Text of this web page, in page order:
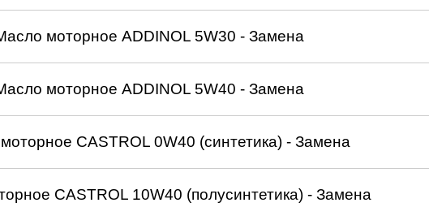
моторное ADDINOL 5W30 - Замена
моторное ADDINOL 5W40 - Замена
CASTROL 0W40 (синтетика) - Замена
CASTROL 10W40 (полусинтетика) - Замена